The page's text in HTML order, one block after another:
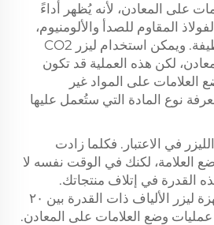
على المعادن، لأنه يُظهر أداءً
المقاوم للصدأ والألومنيوم،
ويُنتج علامات حادة ونظيفة. ويمكن استخدام ليزر CO2
لكن هذه العملية قد تكون
العلامات على المواد غير
نوع المادة التي ستُعمل عليها
في الاعتبار. فكلما زادت
العلامة، لكنك في الوقت نفسه لا
القدرة في إتلاف منتجاتك.
وبشكل عام، تصلح أجهزة ليزر الألياف ذات القدرة بين ٢٠
عمليات وضع العلامات على المعادن.